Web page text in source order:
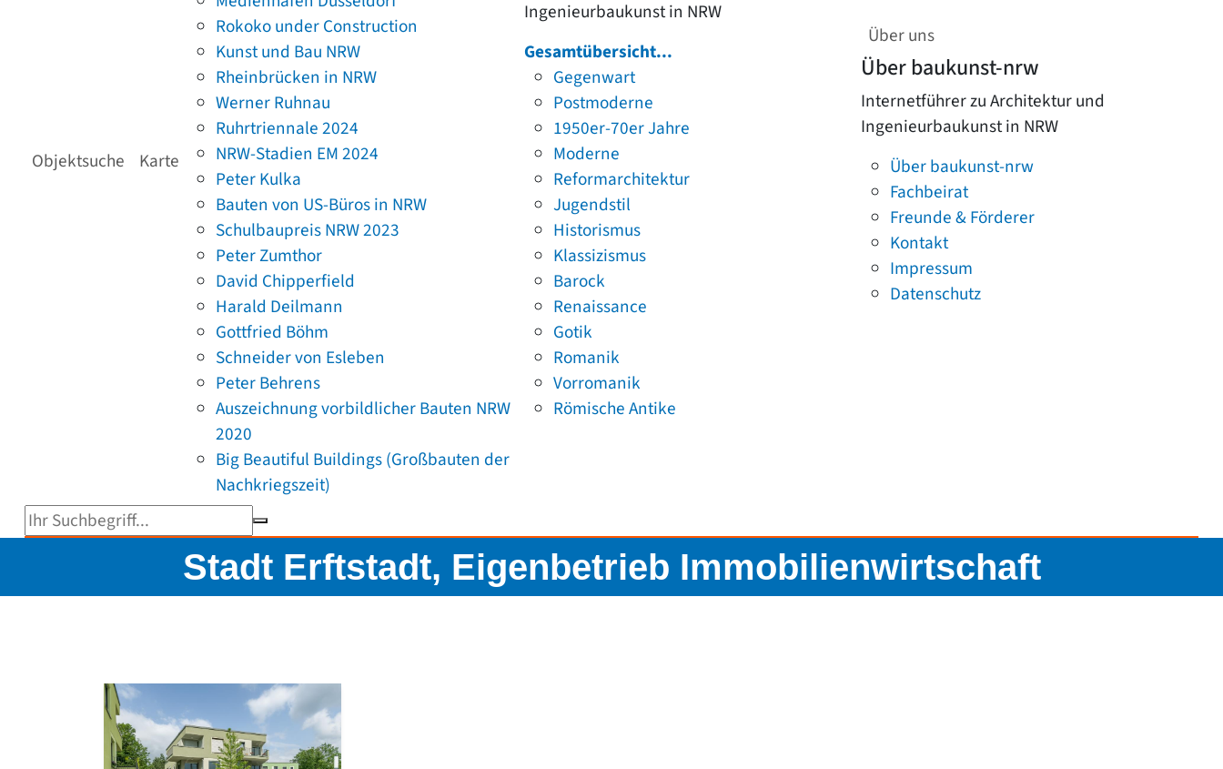
Objektsuche Karte
Rokoko under Construction
Kunst und Bau NRW
Rheinbrücken in NRW
Werner Ruhnau
Ruhrtriennale 2024
NRW-Stadien EM 2024
Peter Kulka
Bauten von US-Büros in NRW
Schulbaupreis NRW 2023
Peter Zumthor
David Chipperfield
Harald Deilmann
Gottfried Böhm
Schneider von Esleben
Peter Behrens
Auszeichnung vorbildlicher Bauten NRW
2020
Big Beautiful Buildings (Großbauten der
Nachkriegszeit)
Ingenieurbaukunst in NRW
Gesamtübersicht...
Gegenwart
Postmoderne
1950er-70er Jahre
Moderne
Reformarchitektur
Jugendstil
Historismus
Klassizismus
Barock
Renaissance
Gotik
Romanik
Vorromanik
Römische Antike
Über uns
Über baukunst-nrw
Internetführer zu Architektur und
Ingenieurbaukunst in NRW
Über baukunst-nrw
Fachbeirat
Freunde & Förderer
Kontakt
Impressum
Datenschutz
Suchbegriff eingeben
Stadt Erftstadt, Eigenbetrieb Immobilienwirtschaft